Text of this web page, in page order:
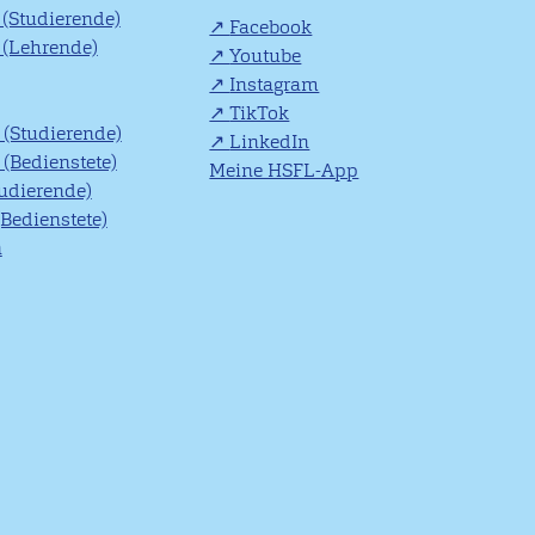
Facebook
Youtube
Instagram
TikTok
LinkedIn
Meine HSFL-App